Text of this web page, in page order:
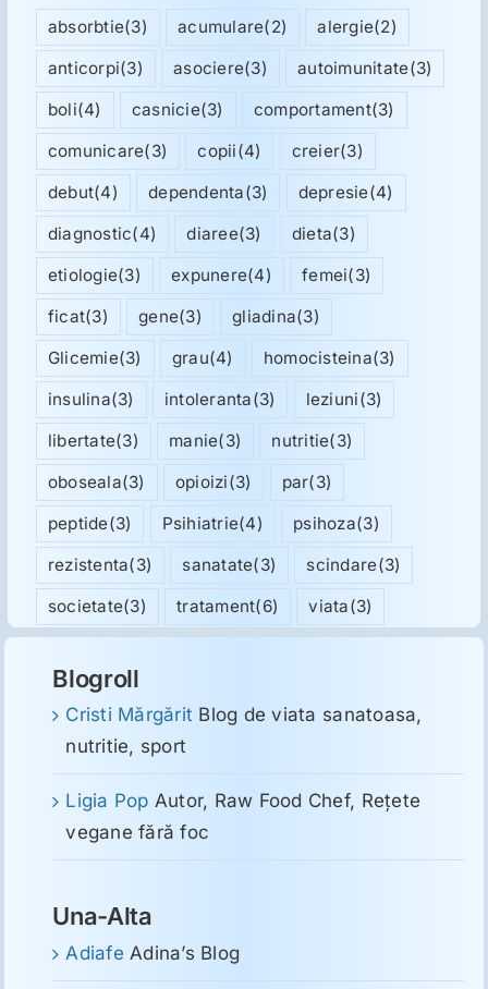
absorbtie(3) acumulare(2) alergie(2)
anticorpi(3) asociere(3) autoimunitate(3)
boli(4) casnicie(3) comportament(3)
comunicare(3) copii(4) creier(3)
debut(4) dependenta(3) depresie(4)
diagnostic(4) diaree(3) dieta(3)
etiologie(3) expunere(4) femei(3)
ficat(3) gene(3) gliadina(3)
Glicemie(3) grau(4) homocisteina(3)
insulina(3) intoleranta(3) leziuni(3)
libertate(3) manie(3) nutritie(3)
oboseala(3) opioizi(3) par(3)
peptide(3) Psihiatrie(4) psihoza(3)
rezistenta(3) sanatate(3) scindare(3)
societate(3) tratament(6) viata(3)
Blogroll
Cristi Mărgărit Blog de viata sanatoasa,
nutritie, sport
Ligia Pop Autor, Raw Food Chef, Reţete
vegane fără foc
Una-Alta
Adiafe Adina’s Blog